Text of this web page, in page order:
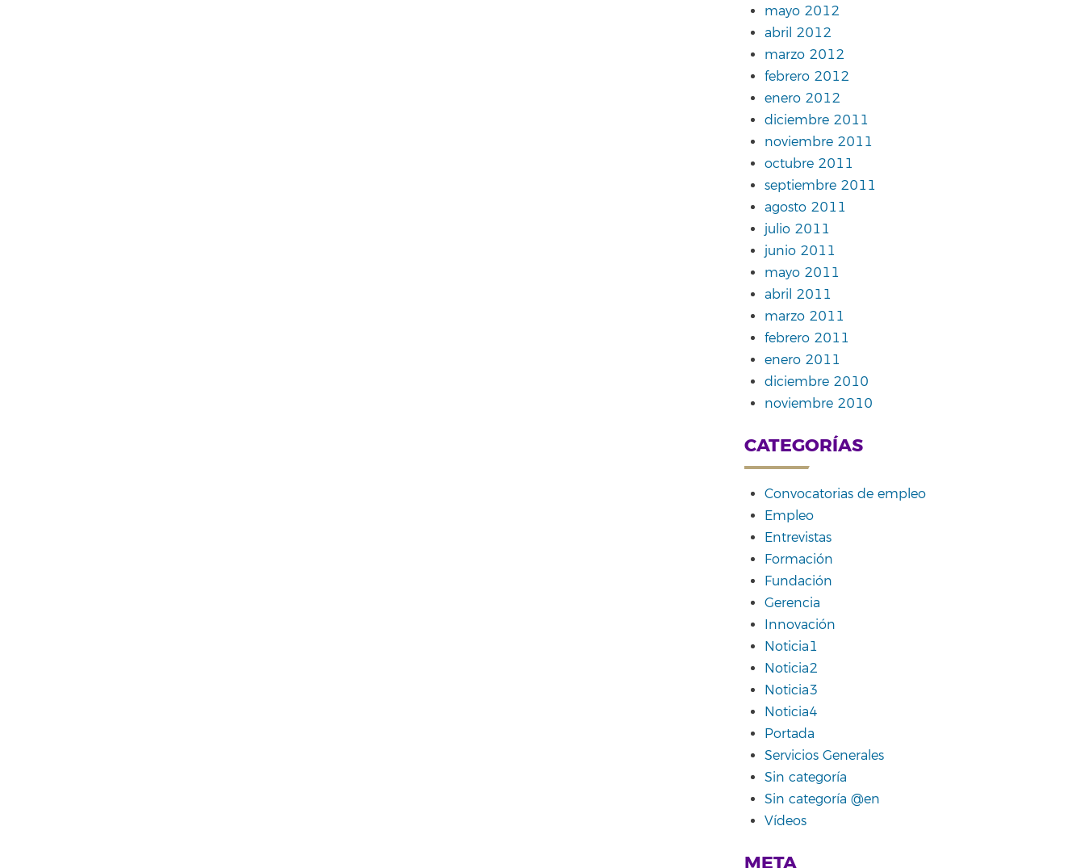
mayo 2012
abril 2012
marzo 2012
febrero 2012
enero 2012
diciembre 2011
noviembre 2011
octubre 2011
septiembre 2011
agosto 2011
julio 2011
junio 2011
mayo 2011
abril 2011
marzo 2011
febrero 2011
enero 2011
diciembre 2010
noviembre 2010
CATEGORÍAS
Convocatorias de empleo
Empleo
Entrevistas
Formación
Fundación
Gerencia
Innovación
Noticia1
Noticia2
Noticia3
Noticia4
Portada
Servicios Generales
Sin categoría
Sin categoría @en
Vídeos
META